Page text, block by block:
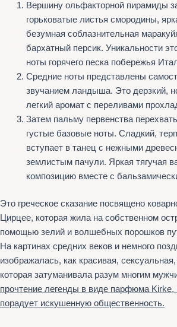
Вершину ольфакторной пирамиды
горьковатые листья смородины,
безумная соблазнительная
бархатный персик. Уникальности
ноты горячего песка побережья
Средние ноты представлены
звучанием ландыша. Это дерзкий,
легкий аромат с переливами
Затем пальму первенства
густые базовые ноты. Сладкий,
вступает в танец с нежными
землистым пачули. Яркая тягучая
композицию вместе с
Это греческое сказание посвящено
Цирцее, которая жила на собственном
помощью зелий и волшебных порошков
На картинах средних веков и немного
изображалась, как красивая,
которая затуманивала разум многим
прочтение легенды в виде парфюма Kirke,
порадует искушенную общественность.